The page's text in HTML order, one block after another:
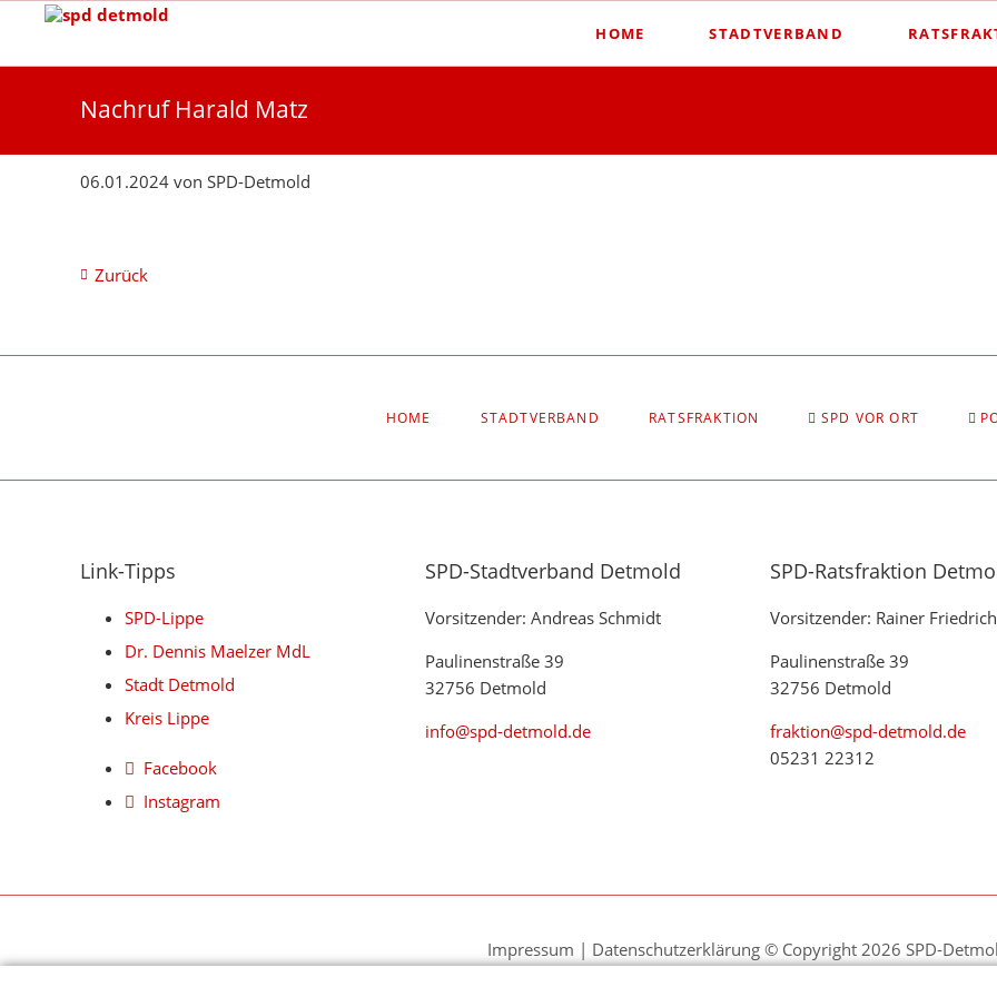
HOME STADTVERBAND
Nachruf Harald Matz
06.01.2024 von SPD-Detmold
Zurück
ÜBERSPRINGEN
HOME STADTVERBAND RATSFRAKTION SPD VOR ORT
Link-Tipps
SPD-Lippe
Dr. Dennis Maelzer MdL
Stadt Detmold
Kreis Lippe
Facebook
Instagram
SPD-Stadtverband Detmold
Vorsitzender: Andreas Schmidt
Paulinenstraße 39
32756 Detmold
info@spd-detmold.de
SPD-Ratsfraktion
Vorsitzender: Rainer Friedrich
Paulinenstraße 39
32756 Detmold
fraktion@spd-detmold.de
05231 22312
Impressum | Datenschutzerklärung© Copyright 2026 SPD-